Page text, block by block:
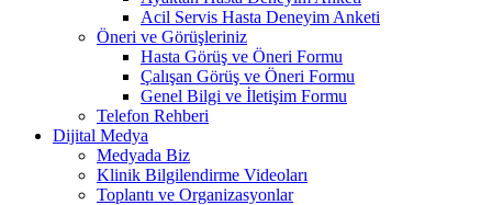
Acil Servis Hasta Deneyim Anketi
Öneri ve Görüşleriniz
Hasta Görüş ve Öneri Formu
Çalışan Görüş ve Öneri Formu
Genel Bilgi ve İletişim Formu
Telefon Rehberi
Dijital Medya
Medyada Biz
Klinik Bilgilendirme Videoları
Toplantı ve Organizasyonlar